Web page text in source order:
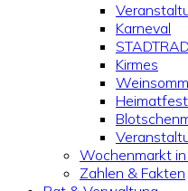
Karneval
Kirmes
Heimatfest
Wochenmarkt
Zahlen & Fakten